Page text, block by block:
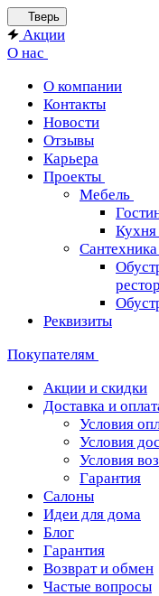
Тверь
Акции
О нас
О компании
Контакты
Новости
Отзывы
Карьера
Проекты
Мебель
Кухня
Сантехника
Реквизиты
Покупателям
Акции и скидки
Доставка и
Условия
Условия
Условия
Гарантия
Салоны
Идеи для дома
Блог
Гарантия
Возврат и обмен
Частые вопросы